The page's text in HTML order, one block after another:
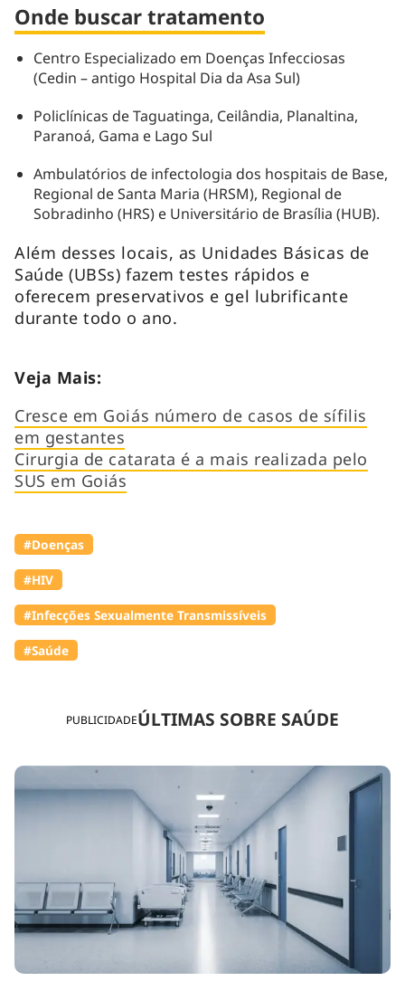
PUBLICIDADEÚLTIMAS SOBRE SAÚDE
Onde buscar tratamento
Centro Especializado em Doenças Infecciosas
(Cedin – antigo Hospital Dia da Asa Sul)
Policlínicas de Taguatinga, Ceilândia, Planaltina,
Paranoá, Gama e Lago Sul
Ambulatórios de infectologia dos hospitais de Base,
Regional de Santa Maria (HRSM), Regional de
Sobradinho (HRS) e Universitário de Brasília (HUB).
Além desses locais, as Unidades Básicas de
Saúde (UBSs) fazem testes rápidos e
oferecem preservativos e gel lubrificante
durante todo o ano.
Veja Mais:
Cresce em Goiás número de casos de sífilis
em gestantes
Cirurgia de catarata é a mais realizada pelo
SUS em Goiás
#Doenças
#HIV
#Infecções Sexualmente Transmissíveis
#Saúde